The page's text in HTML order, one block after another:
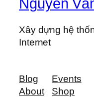
Nguyễn
Xây dựng hệ
Internet
Blog
About
Events
Shop